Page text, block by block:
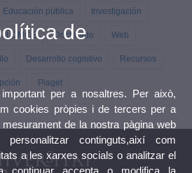
Educación pública Investigación
LOMCE Doctorado Web
Desarrollo cognitivo Recursos
Piaget
de
per a nosaltres. Per això,
cookies pròpies i de tercers per a
de la nostra pàgina web
continguts,així com
a les xarxes socials o analitzar el
continuar accepta o modifica la